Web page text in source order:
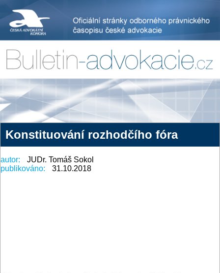
Konstituování rozhodčího fóra
autor:
JUDr. Tomáš Sokol
publikováno:
31.10.2018